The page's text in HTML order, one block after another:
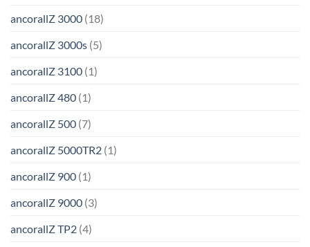
ancorallZ 3000 (18)
ancorallZ 3000s (5)
ancorallZ 3100 (1)
ancorallZ 480 (1)
ancorallZ 500 (7)
ancorallZ 5000TR2 (1)
ancorallZ 900 (1)
ancorallZ 9000 (3)
ancorallZ TP2 (4)